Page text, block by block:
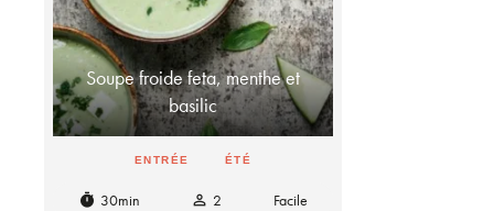
Soupe froide feta, menthe et
basilic
ENTRÉE ÉTÉ
timer 30min person_outline 2 Facile